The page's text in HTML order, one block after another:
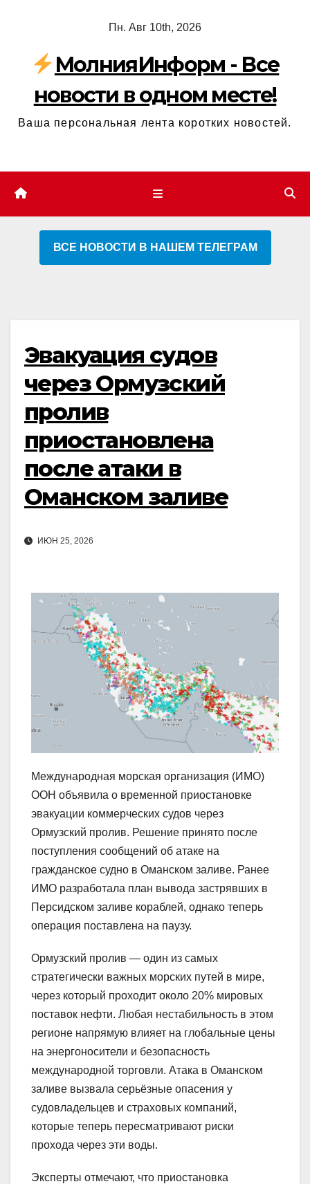
содержимому
Пн. Авг 10th, 2026
МолнияИнформ - Все
новости в одном месте!
Ваша персональная лента коротких новостей.
ВСЕ НОВОСТИ В НАШЕМ ТЕЛЕГРАМ
Эвакуация судов
через Ормузский
пролив
приостановлена
после атаки в
Оманском заливе
ИЮН 25, 2026
Международная морская организация (ИМО)
ООН объявила о временной приостановке
эвакуации коммерческих судов через
Ормузский пролив. Решение принято после
поступления сообщений об атаке на
гражданское судно в Оманском заливе. Ранее
ИМО разработала план вывода застрявших в
Персидском заливе кораблей, однако теперь
операция поставлена на паузу.
Ормузский пролив — один из самых
стратегически важных морских путей в мире,
через который проходит около 20% мировых
поставок нефти. Любая нестабильность в этом
регионе напрямую влияет на глобальные цены
на энергоносители и безопасность
международной торговли. Атака в Оманском
заливе вызвала серьёзные опасения у
судовладельцев и страховых компаний,
которые теперь пересматривают риски
прохода через эти воды.
Эксперты отмечают, что приостановка